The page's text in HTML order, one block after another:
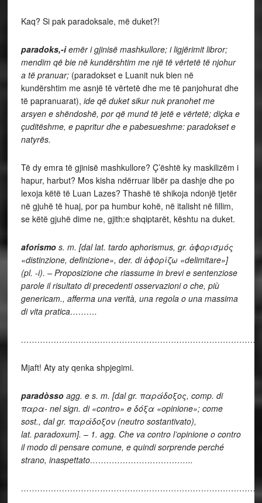
Kaq? Si pak paradoksale, më duket?!
paradoks,-i emër i gjinisë mashkullore; i ligjërimit libror;
mendim që bie në kundërshtim me një të vërtetë të njohur
a të pranuar; (paradokset e Luanit nuk bien në
kundërshtim me asnjë të vërtetë dhe me të panjohurat dhe
të papranuarat), ide që duket sikur nuk pranohet me
arsyen e shëndoshë, por që mund të jetë e vërtetë; diçka e
çuditëshme, e papritur dhe e pabesueshme: paradokset e
natyrës.
Të dy emra të gjinisë mashkullore? Ç’është ky maskilizëm i
hapur, harbut? Mos kisha ndërruar libër pa dashje dhe po
lexoja këtë të Luan Lazes? Thashë të shikoja ndonjë tjetër
në gjuhë të huaj, por pa humbur kohë, në italisht në fillim,
se këtë gjuhë dime ne, gjith:e shqiptarët, kështu na duket.
aforismos. m. [dal lat. tardo aphorismus, gr. ἀϕορισμός
«distinzione, definizione», der. diἀϕορίζω «delimitare»]
(pl. -i). – Proposizione che riassume in brevi e sentenziose
parole il risultato di precedenti osservazioni o che, più
genericam., afferma una verità, una regola o una massima
di vita pratica……….
Mjaft! Aty aty qenka shpjegimi.
paradòssoagg. e s. m. [dal gr. παράδοξος, comp. di
παρα- nel sign. di «contro» e δόξα «opinione»; come
sost., dal gr. παράδοξον (neutro sostantivato),
lat. paradoxum]. – 1. agg. Che va contro l’opinione o contro
il modo di pensare comune, e quindi sorprende perché
strano, inaspettato………………………………..